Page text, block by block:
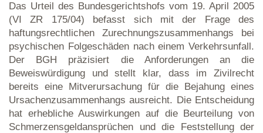
Das Urteil des Bundesgerichtshofs vom 19. April 2005
(VI ZR 175/04) befasst sich mit der Frage des
haftungsrechtlichen Zurechnungszusammenhangs bei
psychischen Folgeschäden nach einem Verkehrsunfall.
Der BGH präzisiert die Anforderungen an die
Beweiswürdigung und stellt klar, dass im Zivilrecht
bereits eine Mitverursachung für die Bejahung eines
Ursachenzusammenhangs ausreicht. Die Entscheidung
hat erhebliche Auswirkungen auf die Beurteilung von
Schmerzensgeldansprüchen und die Feststellung der